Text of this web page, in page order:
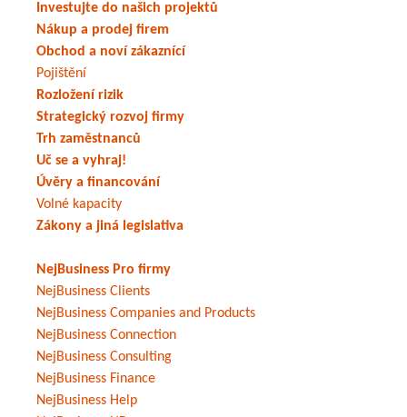
Investujte do našich projektů
Nákup a prodej firem
Obchod a noví zákaznící
Pojištění
Rozložení rizik
Strategický rozvoj firmy
Trh zaměstnanců
Uč se a vyhraj!
Úvěry a financování
Volné kapacity
Zákony a jiná legislativa
NejBusiness Pro firmy
NejBusiness Clients
NejBusiness Companies and Products
NejBusiness Connection
NejBusiness Consulting
NejBusiness Finance
NejBusiness Help